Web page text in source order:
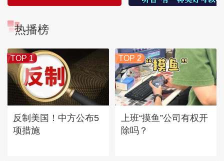
热播榜
TOP 1
反制美国！中方公布5
项措施
TOP 2
上班“摸鱼”公司有权开
除吗？